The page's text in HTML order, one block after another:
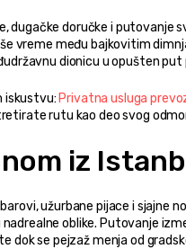
dugačke doručke i putovanje
vreme među bajkovitim
dionicu u opušten put
iskustvu: Privatna usluga
rutu kao deo svog
iz
užurbane pijace i
nadrealne oblike. Putovanje
dok se pejzaž menja od